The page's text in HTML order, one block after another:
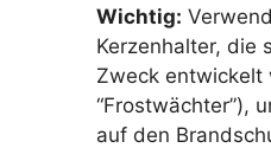
Wichtig:
Kerzenhalter, die
Zweck entwickelt
“Frostwächter”),
auf den